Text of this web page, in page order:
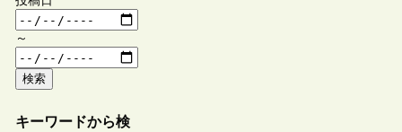
～
検索
キーワードから検